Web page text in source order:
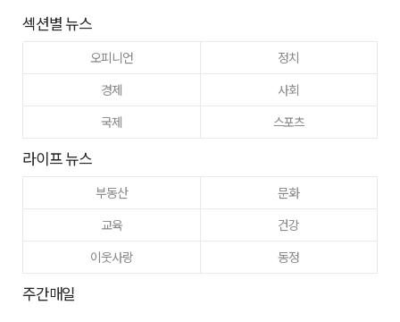
섹션별 뉴스
오피니언
정치
경제
사회
국제
스포츠
라이프 뉴스
부동산
문화
교육
건강
이웃사랑
동정
주간매일